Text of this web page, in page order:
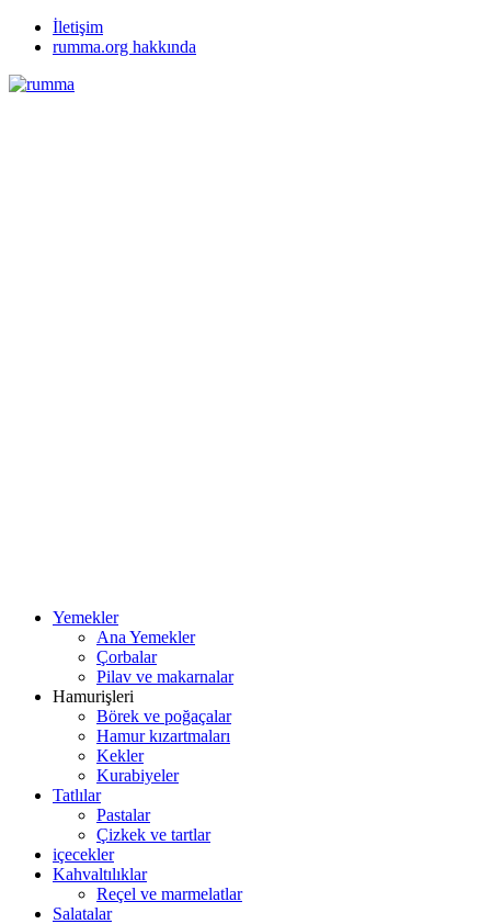
İletişim
rumma.org hakkında
Yemekler
Ana Yemekler
Çorbalar
Pilav ve makarnalar
Hamurişleri
Börek ve poğaçalar
Hamur kızartmaları
Kekler
Kurabiyeler
Tatlılar
Pastalar
Çizkek ve tartlar
içecekler
Kahvaltılıklar
Reçel ve marmelatlar
Salatalar